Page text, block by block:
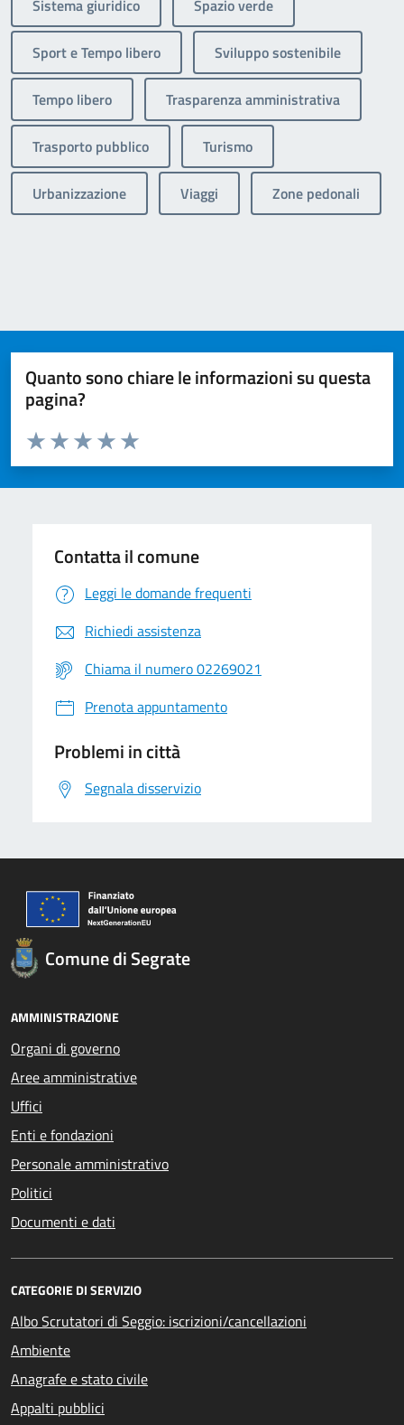
Sistema giuridico Spazio verde
Sport e Tempo libero Sviluppo sostenibile
Tempo libero Trasparenza amministrativa
Trasporto pubblico Turismo
Urbanizzazione Viaggi Zone pedonali
Quanto sono chiare le informazioni su questa
pagina?
Valuta da 1 a 5 stelle la pagina
Valuta 5 stelle su 5
Valuta 4 stelle su 5
Valuta 3 stelle su 5
Valuta 2 stelle su 5
Valuta 1 stelle su 5
Contatta il comune
Leggi le domande frequenti
Richiedi assistenza
Chiama il numero 02269021
Prenota appuntamento
Problemi in città
Segnala disservizio
Comune di Segrate
AMMINISTRAZIONE
Organi di governo
Aree amministrative
Uffici
Enti e fondazioni
Personale amministrativo
Politici
Documenti e dati
CATEGORIE DI SERVIZIO
Albo Scrutatori di Seggio: iscrizioni/cancellazioni
Ambiente
Anagrafe e stato civile
Appalti pubblici